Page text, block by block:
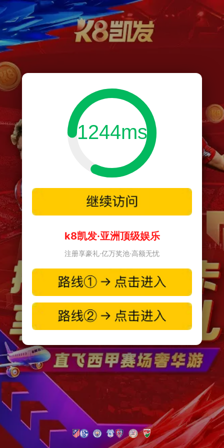
1244ms
k8凯发·亚洲顶级娱乐
注册享豪礼·亿万奖池·高额无忧